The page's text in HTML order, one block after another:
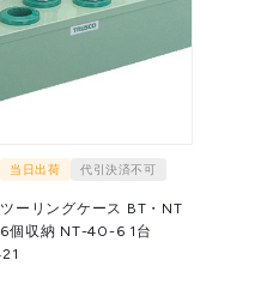
当日出荷 代引決済不可
ーリングケース BT・NT
収納 NT-40-6 1台